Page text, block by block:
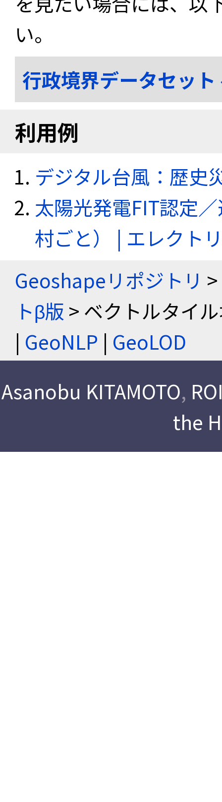
い。
行政境界データセッ
利用例
デジタル台風：歴史
太陽光発電FIT認定
村ごと） | エレクト
Geoshapeリポジトリ >
トβ版 > ベクトルタイ
| GeoNLP | GeoLOD
Asanobu KITAMOTO,
the